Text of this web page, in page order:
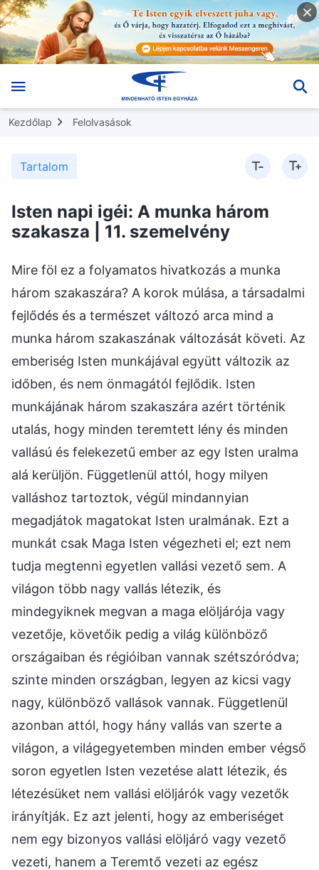
Kezdőlap Felolvasások
Tartalom
Isten napi igéi: A munka három
szakasza | 11. szemelvény
Mire föl ez a folyamatos hivatkozás a munka
három szakaszára? A korok múlása, a társadalmi
fejlődés és a természet változó arca mind a
munka három szakaszának változását követi. Az
emberiség Isten munkájával együtt változik az
időben, és nem önmagától fejlődik. Isten
munkájának három szakaszára azért történik
utalás, hogy minden teremtett lény és minden
vallású és felekezetű ember az egy Isten uralma
alá kerüljön. Függetlenül attól, hogy milyen
valláshoz tartoztok, végül mindannyian
megadjátok magatokat Isten uralmának. Ezt a
munkát csak Maga Isten végezheti el; ezt nem
tudja megtenni egyetlen vallási vezető sem. A
világon több nagy vallás létezik, és
mindegyiknek megvan a maga elöljárója vagy
vezetője, követőik pedig a világ különböző
országaiban és régióiban vannak szétszóródva;
szinte minden országban, legyen az kicsi vagy
nagy, különböző vallások vannak. Függetlenül
azonban attól, hogy hány vallás van szerte a
világon, a világegyetemben minden ember végső
soron egyetlen Isten vezetése alatt létezik, és
létezésüket nem vallási elöljárók vagy vezetők
irányítják. Ez azt jelenti, hogy az emberiséget
nem egy bizonyos vallási elöljáró vagy vezető
vezeti, hanem a Teremtő vezeti az egész